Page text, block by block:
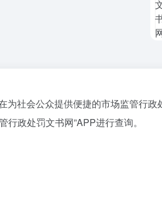
社会公众提供便捷的市场监管行
政处罚文书网”APP进行查询。